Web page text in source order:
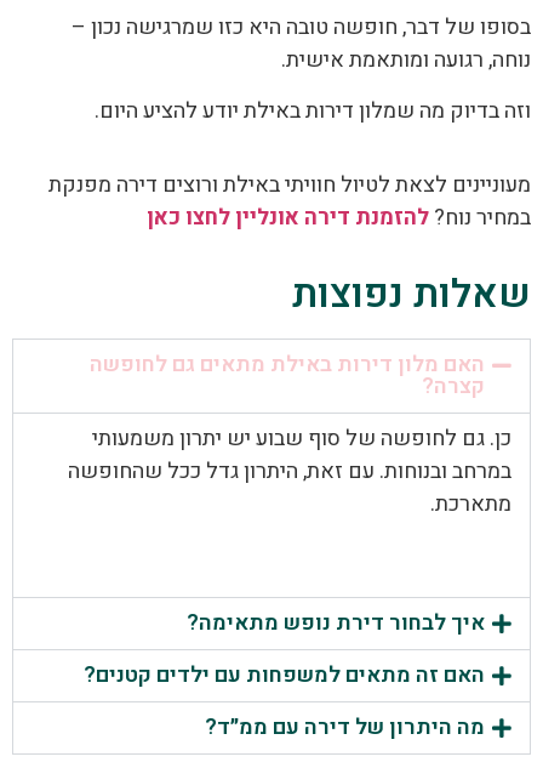
בסופו של דבר, חופשה טובה היא כזו שמרגישה נכון –
נוחה, רגועה ומותאמת אישית.
וזה בדיוק מה שמלון דירות באילת יודע להציע היום.
מעוניינים לצאת לטיול חוויתי באילת ורוצים דירה מפנקת
במחיר נוח?להזמנת דירה אונליין לחצו כאן
שאלות נפוצות
האם מלון דירות באילת מתאים גם לחופשה
קצרה?
כן. גם לחופשה של סוף שבוע יש יתרון משמעותי
במרחב ובנוחות. עם זאת, היתרון גדל ככל שהחופשה
מתארכת.
איך לבחור דירת נופש מתאימה?
האם זה מתאים למשפחות עם ילדים קטנים?
מה היתרון של דירה עם ממ״ד?